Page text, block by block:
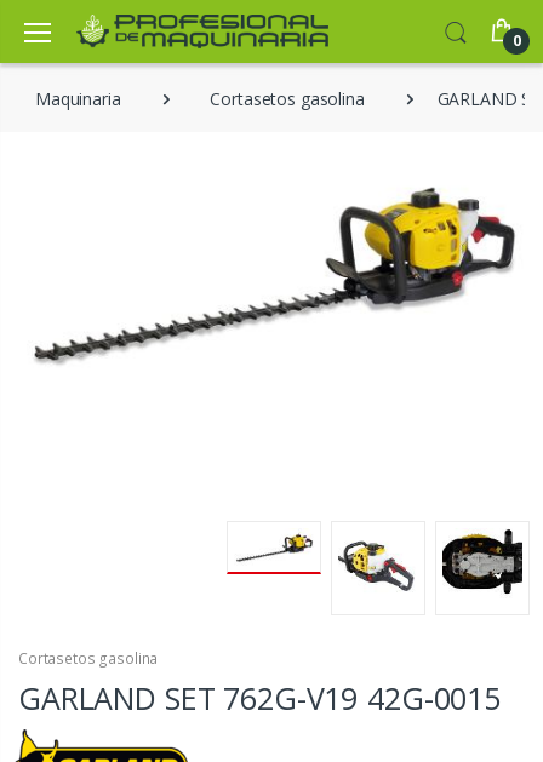
0
Maquinaria Cortasetos gasolina GARLAND
Cortasetos gasolina
GARLAND SET 762G-V19 42G-0015